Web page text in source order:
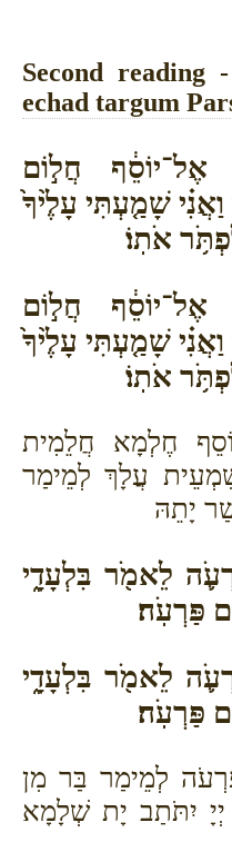
Second reading
echad targum
חֲל֣וֹם
שָׁמַ֤עְתִּי עָלֶ֙יךָ֙
אֹתֽוֹ׃
חֲל֣וֹם
שָׁמַ֤עְתִּי עָלֶ֙יךָ֙
אֹתֽוֹ׃
חֶלְמָא חֲלֵמִית
עֲלָךְ לְמֵימַר
יָתֵהּ
לֵאמֹ֖ר בִּלְעָדָ֑י
פַּרְעֹֽה׃
לֵאמֹ֖ר בִּלְעָדָ֑י
פַּרְעֹֽה׃
לְמֵימַר בַּר מִן
יִתֹּתַב יָת שְׁלָמָא